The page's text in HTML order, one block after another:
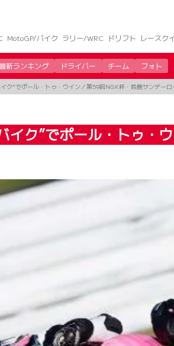
MotoGP/バイク ラリー/WRC ドリフト レースク
最新ランキング ドライバー チーム フォト
ク”でポール・トゥ・ウイン／第59回NGK杯・鈴鹿サンデー
イク”でポール・トゥ・